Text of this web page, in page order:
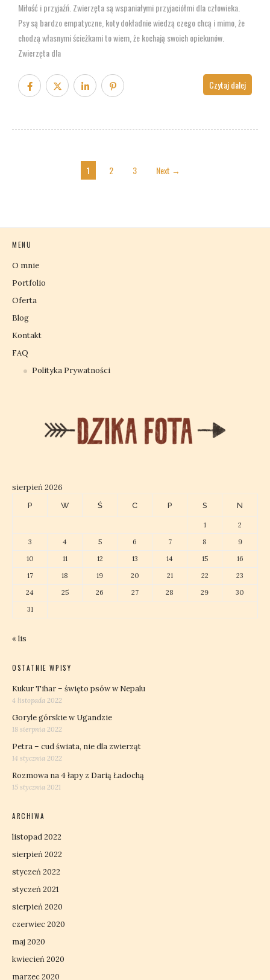
Miłość i przyjaźń. Zwierzęta są wspaniałymi przyjaciółmi dla człowieka.
Psy są bardzo empatyczne, koty dokładnie wiedzą czego chcą i mimo, że
chodzą własnymi ścieżkami to wiem, że kochają swoich opiekunów.
Zwierzęta dla
Czytaj dalej
1 2 3 Next →
MENU
O mnie
Portfolio
Oferta
Blog
Kontakt
FAQ
Polityka Prywatności
sierpień 2026
P W Ś C P S N
1
2
3
4 5 6 7 8
9
10
11 12 13 14 15
16
17
18 19 20 21 22
23
24
25 26 27 28 29
30
31
« lis
OSTATNIE WPISY
Kukur Tihar – święto psów w Nepalu
4 listopada 2022
Goryle górskie w Ugandzie
18 sierpnia 2022
Petra – cud świata, nie dla zwierząt
14 stycznia 2022
Rozmowa na 4 łapy z Darią Ładochą
15 stycznia 2021
ARCHIWA
listopad 2022
sierpień 2022
styczeń 2022
styczeń 2021
sierpień 2020
czerwiec 2020
maj 2020
kwiecień 2020
marzec 2020